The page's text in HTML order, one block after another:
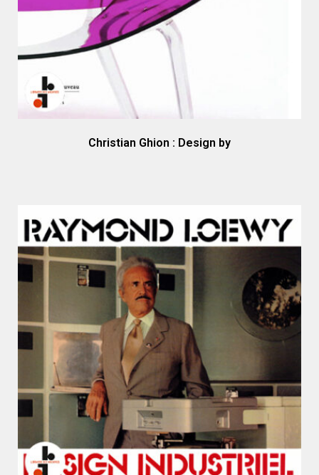
Christian Ghion : Design by